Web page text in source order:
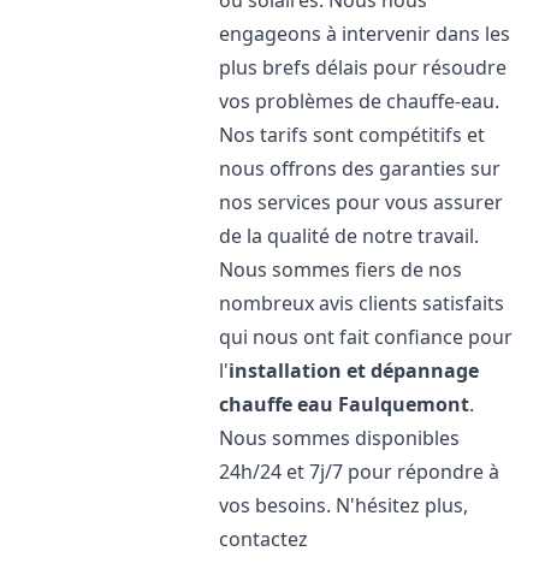
engageons à intervenir dans les
plus brefs délais pour résoudre
vos problèmes de chauffe-eau.
Nos tarifs sont compétitifs et
nous offrons des garanties sur
nos services pour vous assurer
de la qualité de notre travail.
Nous sommes fiers de nos
nombreux avis clients satisfaits
qui nous ont fait confiance pour
l'installation et dépannage
chauffe eau Faulquemont.
Nous sommes disponibles
24h/24 et 7j/7 pour répondre à
vos besoins. N'hésitez plus,
contactez